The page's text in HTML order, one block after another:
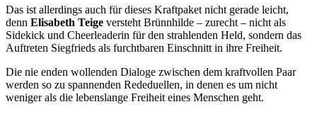
Das ist allerdings auch für dieses Kraftpaket nicht gerade leicht,
denn Elisabeth Teige versteht Brünnhilde – zurecht – nicht als
Sidekick und Cheerleaderin für den strahlenden Held, sondern das
Auftreten Siegfrieds als furchtbaren Einschnitt in ihre Freiheit.
Die nie enden wollenden Dialoge zwischen dem kraftvollen Paar
werden so zu spannenden Rededuellen, in denen es um nicht
weniger als die lebenslange Freiheit eines Menschen geht.